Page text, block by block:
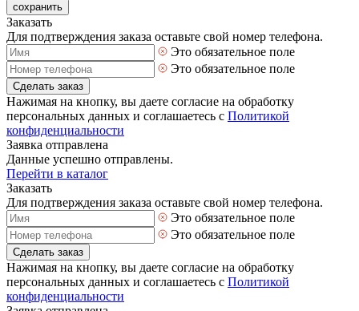
сохранить
Заказать
Для подтверждения заказа оставьте свой номер телефона.
Это обязательное поле
Это обязательное поле
Сделать заказ
Нажимая на кнопку, вы даете согласие на обработку
персональных данных и соглашаетесь с Политикой
конфиденциальности
Заявка отправлена
Данные успешно отправлены.
Перейти в каталог
Заказать
Для подтверждения заказа оставьте свой номер телефона.
Это обязательное поле
Это обязательное поле
Сделать заказ
Нажимая на кнопку, вы даете согласие на обработку
персональных данных и соглашаетесь с Политикой
конфиденциальности